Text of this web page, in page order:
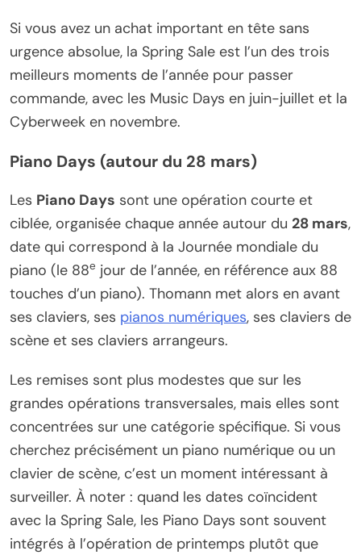
Si vous avez un achat important en tête sans
urgence absolue, la Spring Sale est l’un des trois
meilleurs moments de l’année pour passer
commande, avec les Music Days en juin-juillet et la
Cyberweek en novembre.
Piano Days (autour du 28 mars)
Les Piano Days sont une opération courte et
ciblée, organisée chaque année autour du 28 mars,
date qui correspond à la Journée mondiale du
piano (le 88e jour de l’année, en référence aux 88
touches d’un piano). Thomann met alors en avant
ses claviers, ses pianos numériques, ses claviers de
scène et ses claviers arrangeurs.
Les remises sont plus modestes que sur les
grandes opérations transversales, mais elles sont
concentrées sur une catégorie spécifique. Si vous
cherchez précisément un piano numérique ou un
clavier de scène, c’est un moment intéressant à
surveiller. À noter : quand les dates coïncident
avec la Spring Sale, les Piano Days sont souvent
intégrés à l’opération de printemps plutôt que